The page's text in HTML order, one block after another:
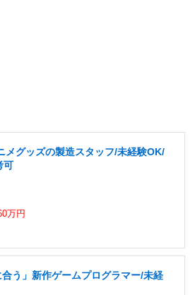
メグッズの製造スタッフ/未経験OK/
可
万円
う」新作ゲームプログラマー/未経